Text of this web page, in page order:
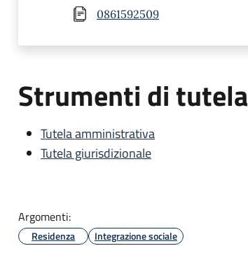
0861592509
Strumenti di tutela
Tutela amministrativa
Tutela giurisdizionale
Argomenti:
Residenza Integrazione sociale